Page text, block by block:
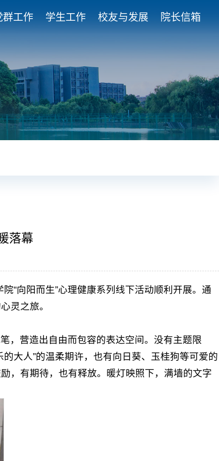
群工作 学生工作 校友与发展 院长信箱
落幕
“向阳而生”心理健康系列线下活动顺利开展。通
灵之旅。
，营造出自由而包容的表达空间。没有主题限
大人”的温柔期许，也有向日葵、玉桂狗等可爱的
，有期待，也有释放。暖灯映照下，满墙的文字